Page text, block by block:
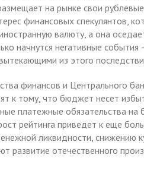
на рынке свои
финансовых спекулянтов,
валюту, а она
начнутся негативные
из этого
финансов и Центрального
к тому, что бюджет несет
платежные обязательства
рейтинга приведет к еще
ликвидности, снижению
развитие отечественного